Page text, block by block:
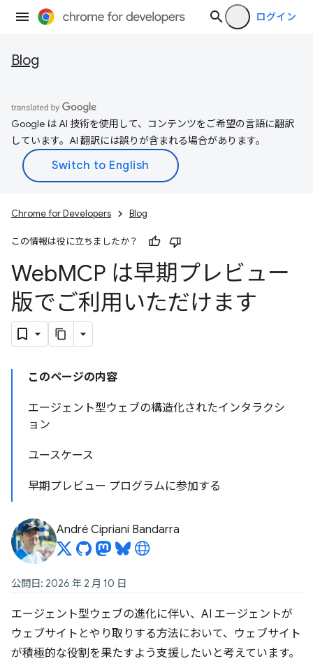
ログイン
Blog
Google は AI 技術を使用して、コンテンツをご希望の言語に翻訳
しています。AI 翻訳には誤りが含まれる場合があります。
Chrome for Developers Blog
この情報は役に立ちましたか？
WebMCP は早期プレビュー
版でご利用いただけます
このページの内容
エージェント型ウェブの構造化されたインタラクシ
ョン
ユースケース
早期プレビュー プログラムに参加する
André Cipriani Bandarra
公開日: 2026 年 2 月 10 日
エージェント型ウェブの進化に伴い、AI エージェントが
ウェブサイトとやり取りする方法において、ウェブサイト
が積極的な役割を果たすよう支援したいと考えています。